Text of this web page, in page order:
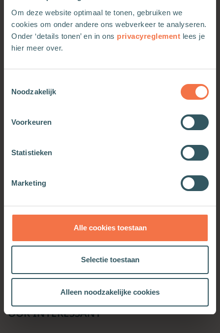
Om deze website optimaal te tonen, gebruiken we
cookies om onder andere ons webverkeer te analyseren.
Onder ‘details tonen’ en in ons privacyreglement lees je
hier meer over.
Noodzakelijk
Voorkeuren
Statistieken
Marketing
Alle cookies toestaan
Selectie toestaan
Alleen noodzakelijke cookies
hoog op de politieke agenda staat, iets leren van
het rudimentaire Bataafse model?
Meer van deze auteur
Meer informatie
OOK INTERESSANT